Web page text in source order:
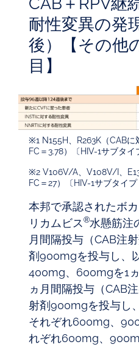
耐性変異の発
後）【その他
目】
※1 N155H、R263K（CAB
FC＝3.78）〔HIV-1サブタイ
※2 V106V/A、V108V/I、
FC＝27）〔HIV-1サブタイプ
本邦で承認されたボ
リカムビス®水懸筋注
月間隔投与（CAB注
剤900mgを投与し、
400mg、600mgを1
ヵ月間隔投与（CAB
射剤900mgを投与し
それぞれ600mg、
れぞれ600mg、